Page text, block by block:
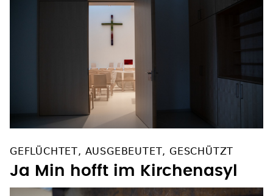
GEFLÜCHTET, AUSGEBEUTET, GESCHÜTZT
Ja Min hofft im Kirchenasyl